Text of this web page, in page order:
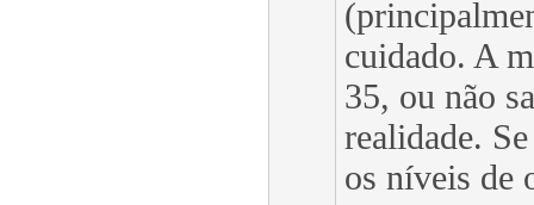
cuidado. A
35, ou não
realidade.
os níveis de